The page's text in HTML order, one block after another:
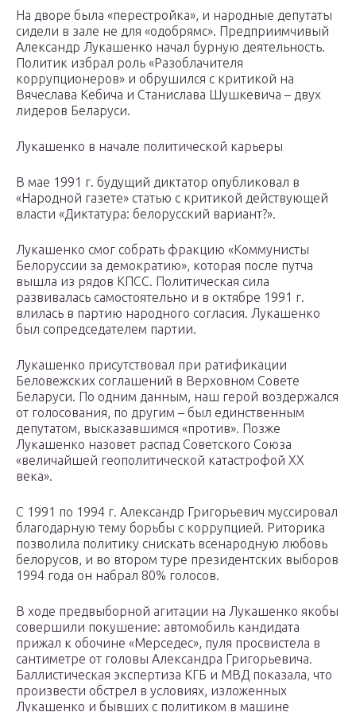
На дворе была «перестройка», и народные депутаты
сидели в зале не для «одобрямс». Предприимчивый
Александр Лукашенко начал бурную деятельность.
Политик избрал роль «Разоблачителя
коррупционеров» и обрушился с критикой на
Вячеслава Кебича и Станислава Шушкевича – двух
лидеров Беларуси.
Лукашенко в начале политической карьеры
В мае 1991 г. будущий диктатор опубликовал в
«Народной газете» статью с критикой действующей
власти «Диктатура: белорусский вариант?».
Лукашенко смог собрать фракцию «Коммунисты
Белоруссии за демократию», которая после путча
вышла из рядов КПСС. Политическая сила
развивалась самостоятельно и в октябре 1991 г.
влилась в партию народного согласия. Лукашенко
был сопредседателем партии.
Лукашенко присутствовал при ратификации
Беловежских соглашений в Верховном Совете
Беларуси. По одним данным, наш герой воздержался
от голосования, по другим – был единственным
депутатом, высказавшимся «против». Позже
Лукашенко назовет распад Советского Союза
«величайшей геополитической катастрофой ХХ
века».
С 1991 по 1994 г. Александр Григорьевич муссировал
благодарную тему борьбы с коррупцией. Риторика
позволила политику снискать всенародную любовь
белорусов, и во втором туре президентских выборов
1994 года он набрал 80% голосов.
В ходе предвыборной агитации на Лукашенко якобы
совершили покушение: автомобиль кандидата
прижал к обочине «Мерседес», пуля просвистела в
сантиметре от головы Александра Григорьевича.
Баллистическая экспертиза КГБ и МВД показала, что
произвести обстрел в условиях, изложенных
Лукашенко и бывших с политиком в машине